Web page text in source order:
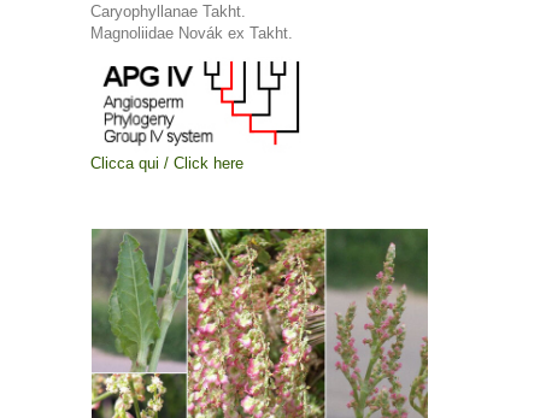
Caryophyllanae Takht.
Magnoliidae Novák ex Takht.
Clicca qui / Click here